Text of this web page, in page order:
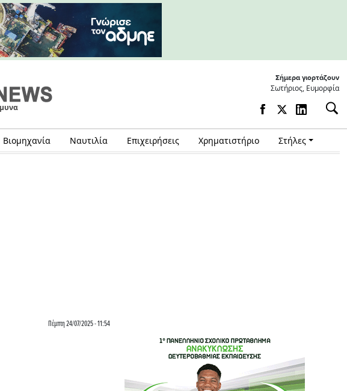
Σήμερα γιορτάζουν
Σωτήριος, Ευμορφία
Βιομηχανία Ναυτιλία Επιχειρήσεις Χρηματιστήριο Στήλες
Πέμπτη 24/07/2025 - 11:54